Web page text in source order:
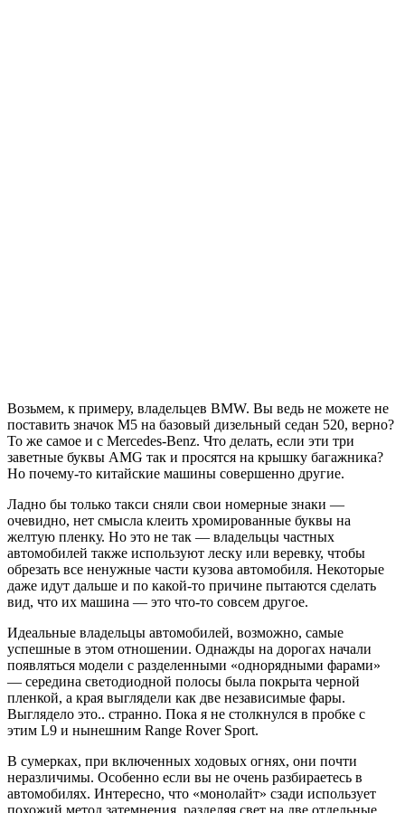
Возьмем, к примеру, владельцев BMW. Вы ведь не можете не
поставить значок M5 на базовый дизельный седан 520, верно?
То же самое и с Mercedes-Benz. Что делать, если эти три
заветные буквы AMG так и просятся на крышку багажника?
Но почему-то китайские машины совершенно другие.
Ладно бы только такси сняли свои номерные знаки —
очевидно, нет смысла клеить хромированные буквы на
желтую пленку. Но это не так — владельцы частных
автомобилей также используют леску или веревку, чтобы
обрезать все ненужные части кузова автомобиля. Некоторые
даже идут дальше и по какой-то причине пытаются сделать
вид, что их машина — это что-то совсем другое.
Идеальные владельцы автомобилей, возможно, самые
успешные в этом отношении. Однажды на дорогах начали
появляться модели с разделенными «однорядными фарами»
— середина светодиодной полосы была покрыта черной
пленкой, а края выглядели как две независимые фары.
Выглядело это.. странно. Пока я не столкнулся в пробке с
этим L9 и нынешним Range Rover Sport.
В сумерках, при включенных ходовых огнях, они почти
неразличимы. Особенно если вы не очень разбираетесь в
автомобилях. Интересно, что «монолайт» сзади использует